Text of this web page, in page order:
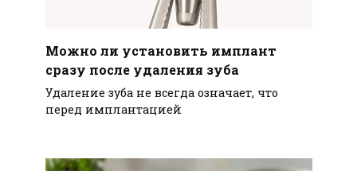
Можно ли установить имплант
сразу после удаления зуба
Удаление зуба не всегда означает, что
перед имплантацией